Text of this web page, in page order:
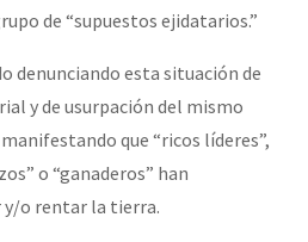
de “supuestos ejidatarios.”
denunciando esta situación de
y de usurpación del mismo
que “ricos líderes”,
o “ganaderos” han
y/o rentar la tierra.